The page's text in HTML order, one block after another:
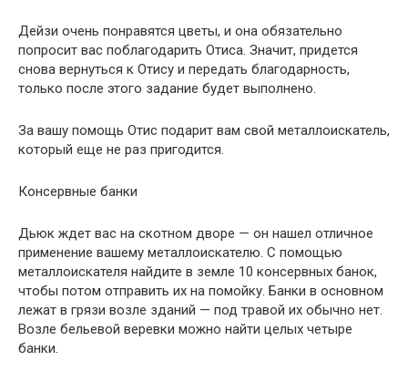
Дейзи очень понравятся цветы, и она обязательно
попросит вас поблагодарить Отиса. Значит, придется
снова вернуться к Отису и передать благодарность,
только после этого задание будет выполнено.
За вашу помощь Отис подарит вам свой металлоискатель,
который еще не раз пригодится.
Консервные банки
Дьюк ждет вас на скотном дворе — он нашел отличное
применение вашему металлоискателю. С помощью
металлоискателя найдите в земле 10 консервных банок,
чтобы потом отправить их на помойку. Банки в основном
лежат в грязи возле зданий — под травой их обычно нет.
Возле бельевой веревки можно найти целых четыре
банки.